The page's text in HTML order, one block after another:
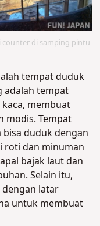
counter di samping pintu
tempat duduk
adalah tempat
membuat
modis. Tempat
duduk dengan
roti dan minuman
bajak laut dan
Selain itu,
latar
untuk membuat